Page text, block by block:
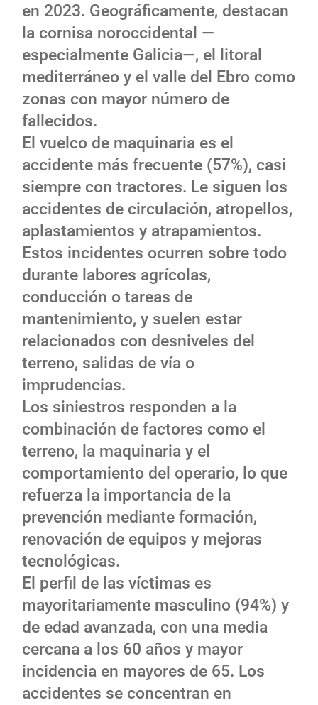
en 2023. Geográficamente, destacan
la cornisa noroccidental —
especialmente Galicia—, el litoral
mediterráneo y el valle del Ebro como
zonas con mayor número de
fallecidos.
El vuelco de maquinaria es el
accidente más frecuente (57%), casi
siempre con tractores. Le siguen los
accidentes de circulación, atropellos,
aplastamientos y atrapamientos.
Estos incidentes ocurren sobre todo
durante labores agrícolas,
conducción o tareas de
mantenimiento, y suelen estar
relacionados con desniveles del
terreno, salidas de vía o
imprudencias.
Los siniestros responden a la
combinación de factores como el
terreno, la maquinaria y el
comportamiento del operario, lo que
refuerza la importancia de la
prevención mediante formación,
renovación de equipos y mejoras
tecnológicas.
El perfil de las víctimas es
mayoritariamente masculino (94%) y
de edad avanzada, con una media
cercana a los 60 años y mayor
incidencia en mayores de 65. Los
accidentes se concentran en